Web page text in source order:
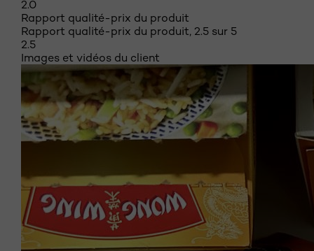
2.0
Rapport qualité-prix du produit
Rapport qualité-prix du produit, 2.5 sur 5
2.5
Images et vidéos du client